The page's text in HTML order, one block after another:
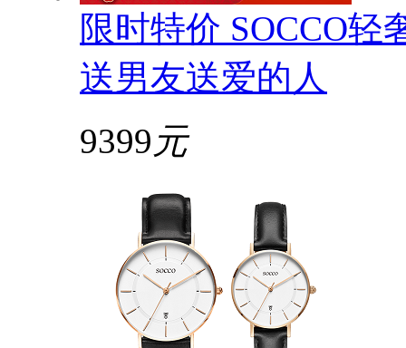
限时特价 SOCCO
送男友送爱的人
9399 元